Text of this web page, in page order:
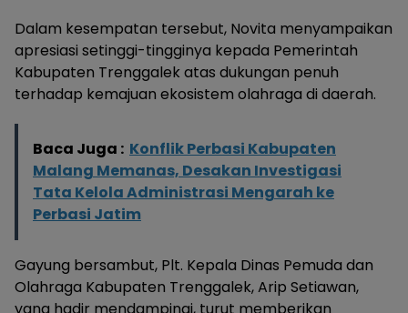
Dalam kesempatan tersebut, Novita menyampaikan
apresiasi setinggi-tingginya kepada Pemerintah
Kabupaten Trenggalek atas dukungan penuh
terhadap kemajuan ekosistem olahraga di daerah.
Baca Juga : Konflik Perbasi Kabupaten
Malang Memanas, Desakan Investigasi
Tata Kelola Administrasi Mengarah ke
Perbasi Jatim
Gayung bersambut, Plt. Kepala Dinas Pemuda dan
Olahraga Kabupaten Trenggalek, Arip Setiawan,
yang hadir mendampingi, turut memberikan